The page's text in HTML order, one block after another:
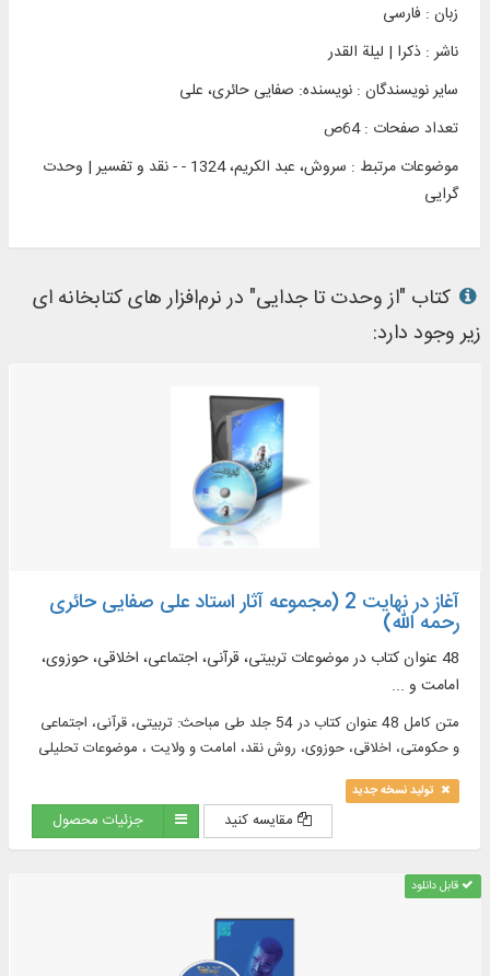
زبان : فارسی
ناشر : ذکرا | ليلة القدر
سایر نویسندگان : نویسنده: صفایی حائری، علی
تعداد صفحات : 64ص
موضوعات مرتبط :
سروش، عبد الکریم، 1324 - - نقد و تفسیر | وحدت
گرایی
کتاب "از وحدت تا جدایی" در نرم‌افزار های کتابخانه ای
زیر وجود دارد:
آغاز در نهایت 2 (مجموعه آثار استاد علی صفایی حائری
رحمه الله)
48 عنوان کتاب در موضوعات تربیتی، قرآنی، اجتماعی، اخلاقی، حوزوی،
امامت و ...
متن كامل 48 عنوان كتاب در 54 جلد طی مباحث: تربیتی، قرآنی، اجتماعی
و حکومتی، اخلاقی، حوزوی، روش نقد، امامت و ولایت ، موضوعات تحلیلی
و اسلامی، احادیث و ادعیه، تاریخ معاصر ایران ...
تولید نسخه جدید
مقایسه کنید جزئیات محصول
قابل دانلود